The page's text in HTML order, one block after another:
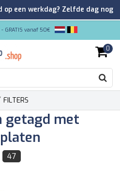
GRATIS vanaf 50€
Veilig betalen
via Kiyoh!
0
FILTERS
getagd met
47
een werkdag? Zelfde dag nog